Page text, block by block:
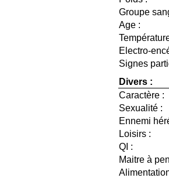
Groupe
Age :
Electro-
Signes
Divers :
Caractère :
Sexualité :
Ennemi
Loisirs :
QI :
Maitre à